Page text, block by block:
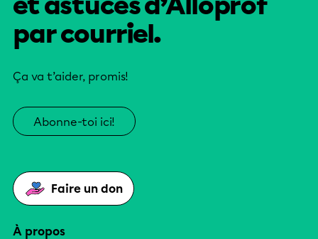
par courriel.
Ça va t’aider, promis!
Abonne-toi ici!
Faire un don
À propos